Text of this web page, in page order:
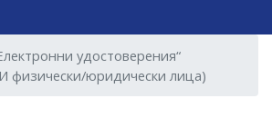
удостоверения“
юридически лица)